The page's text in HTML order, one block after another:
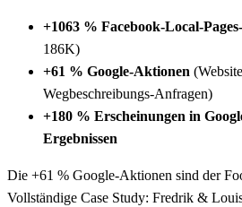
+1063 % Facebook-Local-
186K)
+61 % Google-Aktionen
Wegbeschreibungs-Anfragen)
+180 % Erscheinungen in
Ergebnissen
Die +61 % Google-Aktionen sind der
Vollständige Case Study: Fredrik &